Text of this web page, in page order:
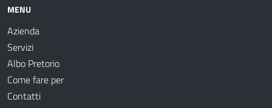
MENU
Azienda
Servizi
Albo Pretorio
Come fare per
Contatti